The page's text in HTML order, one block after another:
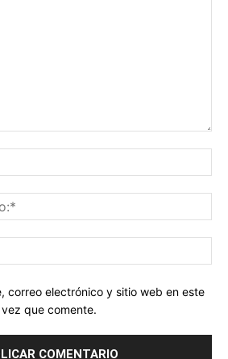
correo electrónico y sitio web en este
que comente.